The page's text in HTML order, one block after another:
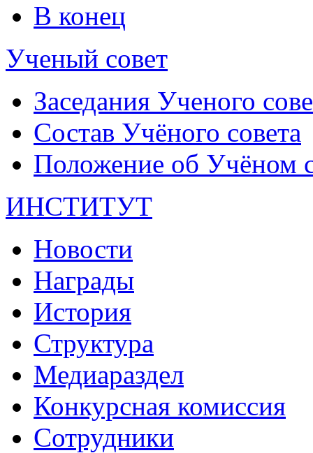
В конец
Ученый совет
Заседания Ученого
Состав Учёного совета
Положение об Учёном
ИНСТИТУТ
Новости
Награды
История
Структура
Медиараздел
Конкурсная комиссия
Сотрудники